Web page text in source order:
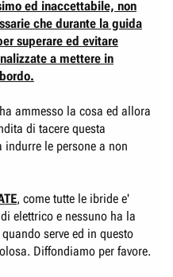
ed inaccettabile, non
che durante la guida
superare ed evitare
a mettere in
ammesso la cosa ed allora
di tacere questa
le persone a non
, come tutte le ibride e'
elettrico e nessuno ha la
serve ed in questo
Diffondiamo per favore.